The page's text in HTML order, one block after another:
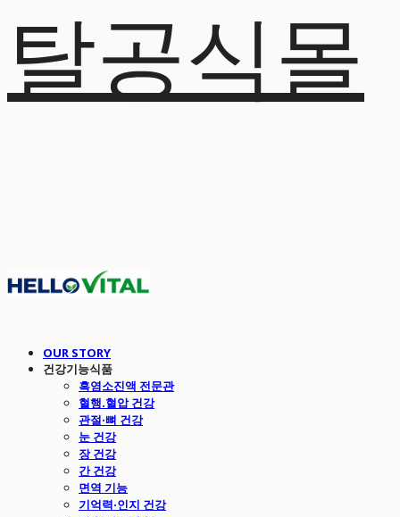
탈공식몰
OUR STORY
건강기능식품
흑염소진액 전문관
혈행.혈압 건강
관절·뼈 건강
눈 건강
장 건강
간 건강
면역 기능
기억력·인지 건강